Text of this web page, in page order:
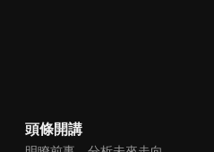
頭條開講